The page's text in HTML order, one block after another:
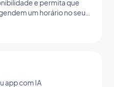
e permita que
um horário no seu
app com IA